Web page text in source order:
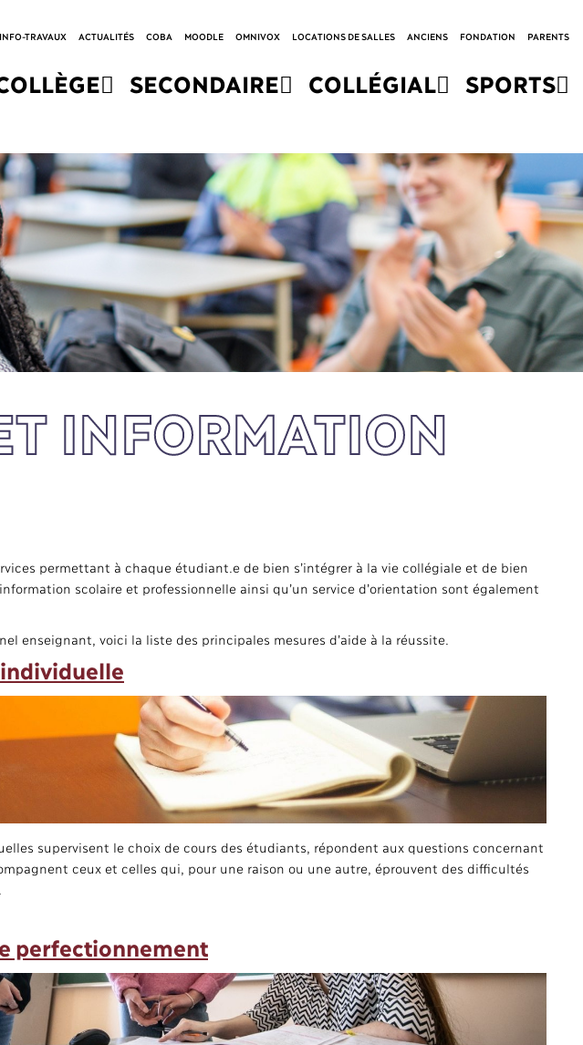
INFO-TRAVAUX ACTUALITÉS COBA MOODLE OMNIVOX LOCATIONS DE SALLES ANCIENS FONDATION PARENTS
SECONDAIRE COLLÉGIAL SPORTS
INFORMATION
permettant à chaque étudiant.e de bien s’intégrer à la vie collégiale et de bien
scolaire et professionnelle ainsi qu’un service d’orientation sont également
enseignant, voici la liste des principales mesures d’aide à la réussite.
supervisent le choix de cours des étudiants, répondent aux questions concernant
ceux et celles qui, pour une raison ou une autre, éprouvent des difficultés
perfectionnement